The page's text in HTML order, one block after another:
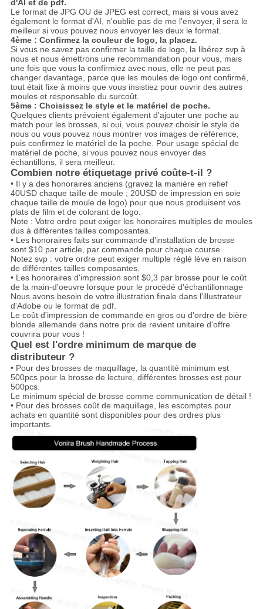
d'AI et de pdf.
Le format de JPG OU de JPEG est correct, mais si vous avez
également le format d'AI, n'oublie pas de me l'envoyer, il sera le
meilleur si vous pouvez nous envoyer les deux le format.
4ème : Confirmez la couleur de logo, la placez.
Si vous ne savez pas confirmer la taille de logo, la libérez svp à
nous et nous émettrons une recommandation pour vous, mais
une fois que vous la confirmiez avec nous, elle ne peut pas
changer davantage, parce que les moules de logo ont confirmé,
tout était fixe à moins que vous insistiez pour ouvrir des autres
moules et responsable du surcoût.
5ème : Choisissez le style et le matériel de poche.
Quelques clients prévoient également d'ajouter une poche au
match pour les brosses, si oui, vous pouvez choisir le style de
nous ou vous pouvez nous montrer vos images de référence,
puis confirmez le matériel de la poche. Pour usage spécial de
matériel de poche, si vous pouvez nous envoyer des
échantillons, il sera meilleur.
Combien notre étiquetage privé coûte-t-il ?
• Il y a des honoraires anciens (gravez la manière en refief
40USD chaque taille de moule ; 20USD de impression en soie
chaque taille de moule de logo) pour que nous produisent vos
plats de film et de colorant de logo.
Note : Votre ordre peut exiger les honoraires multiples de moules
dus à différentes tailles composantes.
• Les honoraires faits sur commande d'installation de brosse
sont $10 par article, par commande pour chaque course.
Notez svp : votre ordre peut exiger multiple réglé lève en raison
de différentes tailles composantes.
• Les honoraires d'impression sont $0,3 par brosse pour le coût
de la main-d'oeuvre lorsque pour le procédé d'échantillonnage
Nous avons besoin de votre illustration finale dans l'illustrateur
d'Adobe ou le format de pdf.
Le coût d'impression de commande en gros ou d'ordre de bière
blonde allemande dans notre prix de revient unitaire d'offre
couvrira pour vous !
Quel est l'ordre minimum de marque de
distributeur ?
• Pour des brosses de maquillage, la quantité minimum est
500pcs pour la brosse de lecture, différentes brosses est pour
500pcs.
Le minimum spécial de brosse comme communication de détail !
• Pour des brosses coût de maquillage, les escomptes pour
achats en quantité sont disponibles pour des ordres plus
importants.